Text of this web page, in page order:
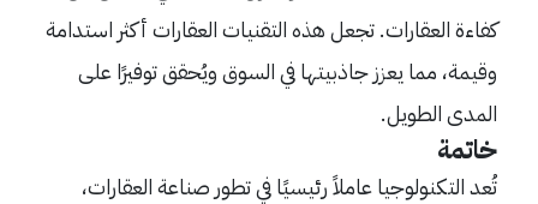
كفاءة العقارات. تجعل هذه التقنيات العقارات أكثر استدامة
وقيمة، مما يعزز جاذبيتها في السوق ويُحقق توفيرًا على
المدى الطويل.
خاتمة
تُعد التكنولوجيا عاملاً رئيسيًا في تطور صناعة العقارات،